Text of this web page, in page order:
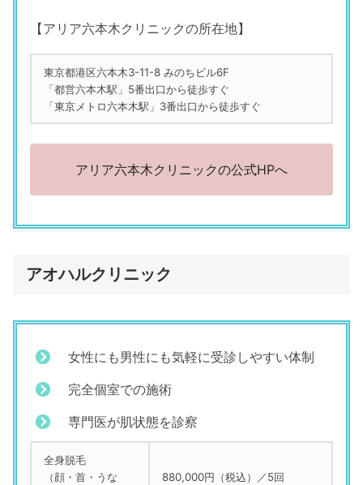
【アリア六本木クリニックの所在地】
東京都港区六本木3-11-8 みのちビル6F
「都営六本木駅」5番出口から徒歩すぐ
「東京メトロ六本木駅」3番出口から徒歩すぐ
アリア六本木クリニックの公式HPへ
アオハルクリニック
女性にも男性にも気軽に受診しやすい体制
完全個室での施術
専門医が肌状態を診察
全身脱毛
（顔・首・うな
880,000円（税込）／5回